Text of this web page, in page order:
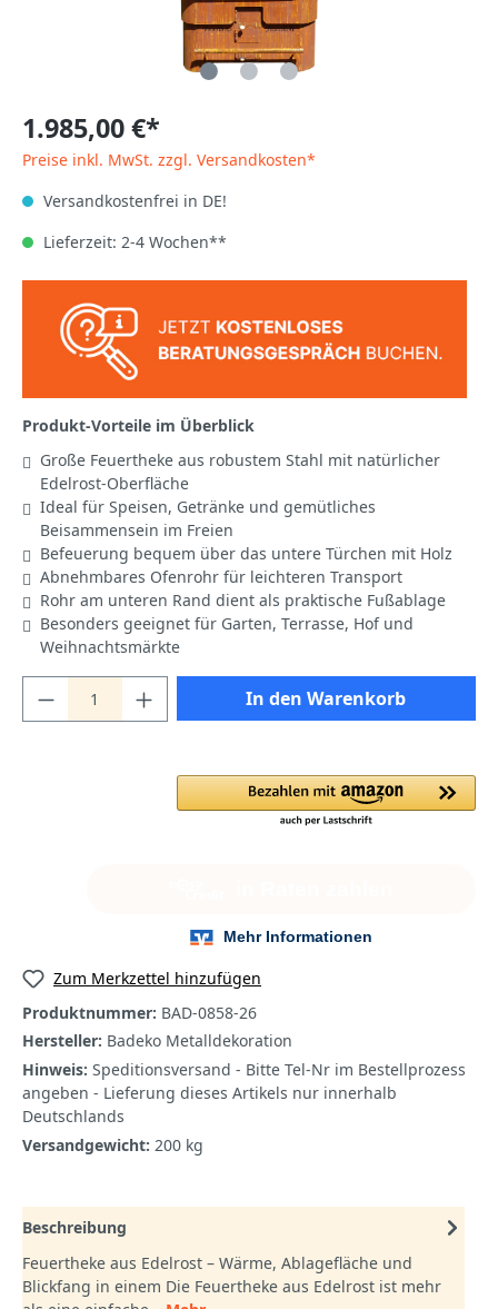
1.985,00 €*
Preise inkl. MwSt. zzgl. Versandkosten*
Versandkostenfrei in DE!
Lieferzeit: 2-4 Wochen**
Produkt-Vorteile im Überblick
Große Feuertheke aus robustem Stahl mit natürlicher
Edelrost-Oberfläche
Ideal für Speisen, Getränke und gemütliches
Beisammensein im Freien
Befeuerung bequem über das untere Türchen mit Holz
Abnehmbares Ofenrohr für leichteren Transport
Rohr am unteren Rand dient als praktische Fußablage
Besonders geeignet für Garten, Terrasse, Hof und
Weihnachtsmärkte
In den Warenkorb
Zum Merkzettel hinzufügen
Produktnummer: BAD-0858-26
Hersteller: Badeko Metalldekoration
Hinweis: Speditionsversand - Bitte Tel-Nr im Bestellprozess
angeben - Lieferung dieses Artikels nur innerhalb
Deutschlands
Versandgewicht: 200 kg
Beschreibung
Feuertheke aus Edelrost – Wärme, Ablagefläche und
Blickfang in einem Die Feuertheke aus Edelrost ist mehr